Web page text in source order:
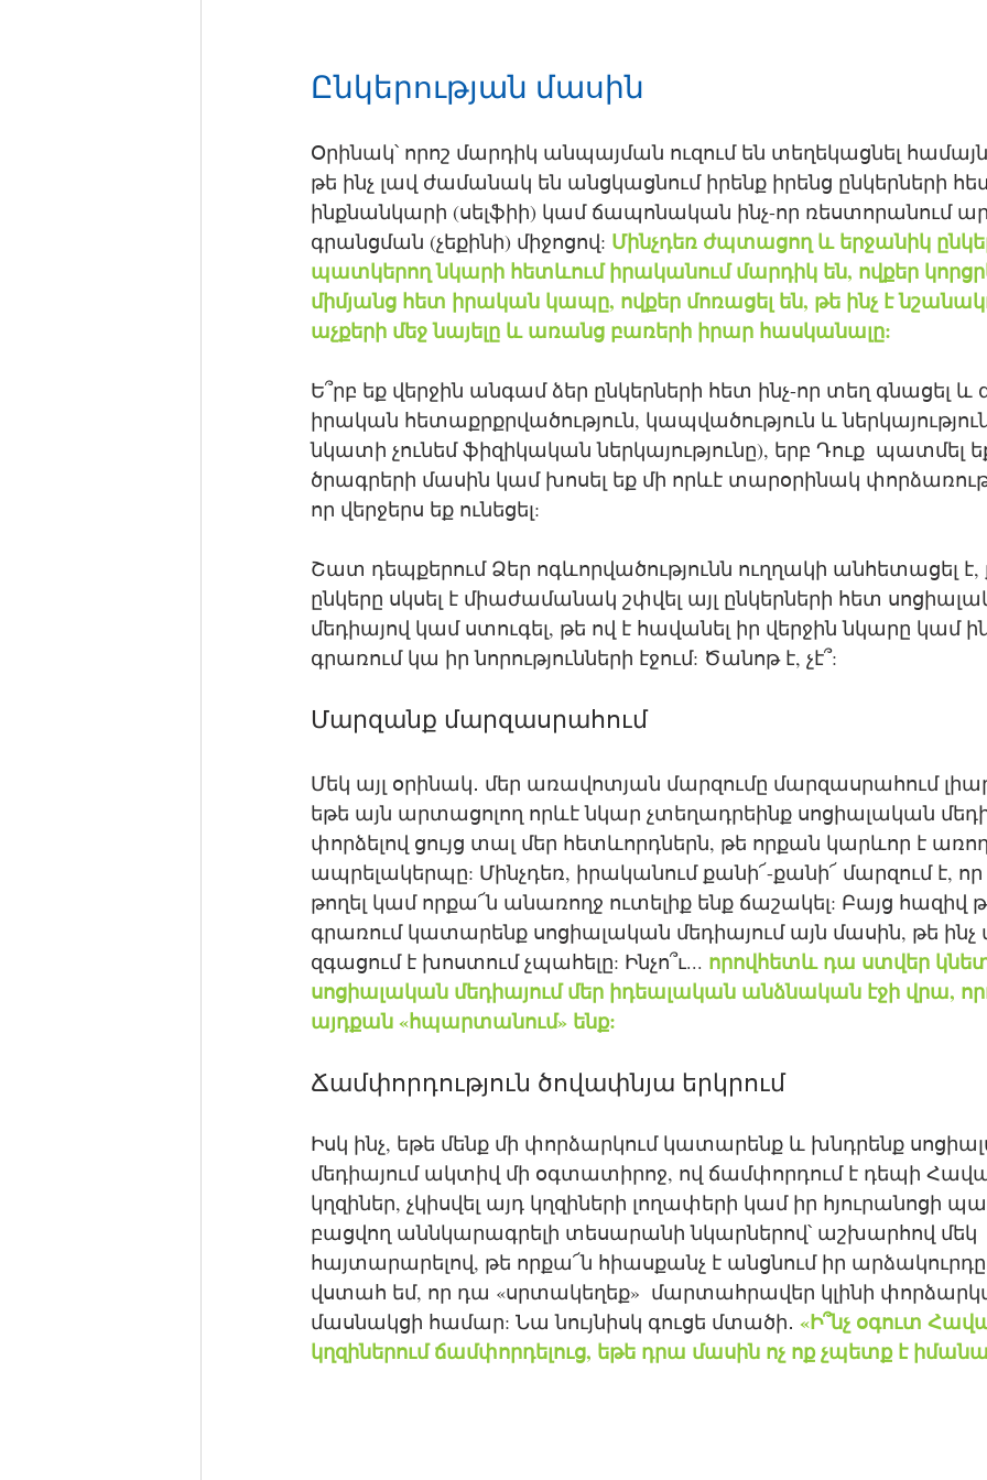
Ընկերության մասին
Օրինակ՝ որոշ մարդիկ անպայման ուզում են տեղեկացնել համայն
թե ինչ լավ ժամանակ են անցկացնում իրենք իրենց ընկերների
ինքնանկարի (սելֆիի) կամ ճապոնական ինչ-որ ռեստորանում
գրանցման (չեքինի) միջոցով: Մինչդեռ ժպտացող և երջանիկ
պատկերող նկարի հետևում իրականում մարդիկ են, ովքեր
միմյանց հետ իրական կապը, ովքեր մոռացել են, թե ինչ է
աչքերի մեջ նայելը և առանց բառերի իրար հասկանալը:
Ե՞րբ եք վերջին անգամ ձեր ընկերների հետ ինչ-որ տեղ գնացել և
իրական հետաքրքրվածություն, կապվածություն և
նկատի չունեմ ֆիզիկական ներկայությունը), երբ Դուք  պատմել
ծրագրերի մասին կամ խոսել եք մի որևէ տարօրինակ
որ վերջերս եք ունեցել:
Շատ դեպքերում Ձեր ոգևորվածությունն ուղղակի անհետացել
ընկերը սկսել է միաժամանակ շփվել այլ ընկերների հետ
մեդիայով կամ ստուգել, թե ով է հավանել իր վերջին նկարը կամ
գրառում կա իր նորությունների էջում: Ծանոթ է, չէ՞:
Մարզանք մարզասրահում
Մեկ այլ օրինակ․ մեր առավոտյան մարզումը մարզասրահում
եթե այն արտացոլող որևէ նկար չտեղադրեինք սոցիալական
փորձելով ցույց տալ մեր հետևորդներն, թե որքան կարևոր է
ապրելակերպը: Մինչդեռ, իրականում քանի՜-քանի՜ մարզում է,
թողել կամ որքա՜ն անառողջ ուտելիք ենք ճաշակել: Բայց հազիվ
գրառում կատարենք սոցիալական մեդիայում այն մասին, թե
զգացում է խոստում չպահելը: Ինչո՞ւ... որովհետև դա ստվեր
սոցիալական մեդիայում մեր իդեալական անձնական էջի վրա,
այդքան «հպարտանում» ենք:
Ճամփորդություն ծովափնյա երկրում
Իսկ ինչ, եթե մենք մի փորձարկում կատարենք և խնդրենք
մեդիայում ակտիվ մի օգտատիրոջ, ով ճամփորդում է դեպի
կղզիներ, չկիսվել այդ կղզիների լողափերի կամ իր հյուրանոցի
բացվող աննկարագրելի տեսարանի նկարներով՝ աշխարհով մեկ
հայտարարելով, թե որքա՜ն հիասքանչ է անցնում իր
վստահ եմ, որ դա «սրտակեղեք»  մարտահրավեր կլինի
մասնակցի համար: Նա նույնիսկ գուցե մտածի․ «Ի՞նչ օգուտ
կղզիներում ճամփորդելուց, եթե դրա մասին ոչ ոք չպետք է